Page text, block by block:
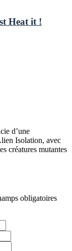
Heat it !
d’une
Isolation, avec
créatures mutantes
obligatoires